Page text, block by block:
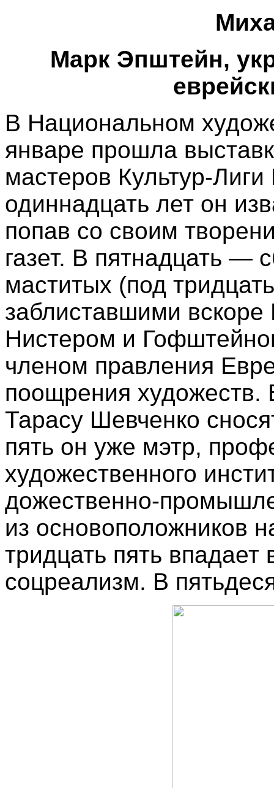
Марк Эпштейн,
В Национальном
январе прошла
мастеров Культур-
одиннадцать лет он
попав со своим
газет. В пятнадцать —
маститых (под
заблиставшими
Нистером и
членом правления
поощрения художеств.
Тарасу Шевченко
пять он уже мэтр,
художественного
до­жест­вен­но-
из основоположников
тридцать пять впадает
соцреализм. В